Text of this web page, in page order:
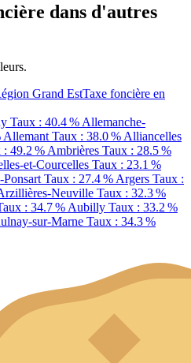
dans d'autres
Grand EstTaxe foncière en
Taux : 40.4 % Allemanche-
Allemant Taux : 38.0 % Alliancelles
: 49.2 % Ambrières Taux : 28.5 %
et-Courcelles Taux : 23.1 %
Taux : 27.4 % Argers Taux :
Neuville Taux : 32.3 %
: 34.7 % Aubilly Taux : 33.2 %
sur-Marne Taux : 34.3 %